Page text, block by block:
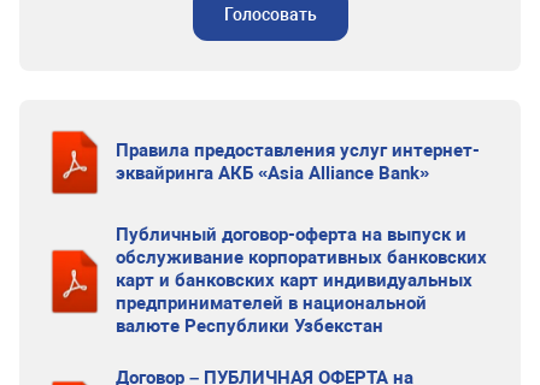
Голосовать
Правила предоставления услуг интернет-
эквайринга АКБ «Asia Alliance Bank»
Публичный договор-оферта на выпуск и
обслуживание корпоративных банковских
карт и банковских карт индивидуальных
предпринимателей в национальной
валюте Республики Узбекстан
Договор – ПУБЛИЧНАЯ ОФЕРТА на